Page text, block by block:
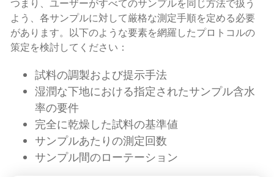
つまり、ユーザーがすべてのサンプルを同じ方法で扱う
よう、各サンプルに対して厳格な測定手順を定める必要
があります。以下のような要素を網羅したプロトコルの
策定を検討してください：
試料の調製および提示手法
湿潤な下地における指定されたサンプル含水
率の要件
完全に乾燥した試料の基準値
サンプルあたりの測定回数
サンプル間のローテーション